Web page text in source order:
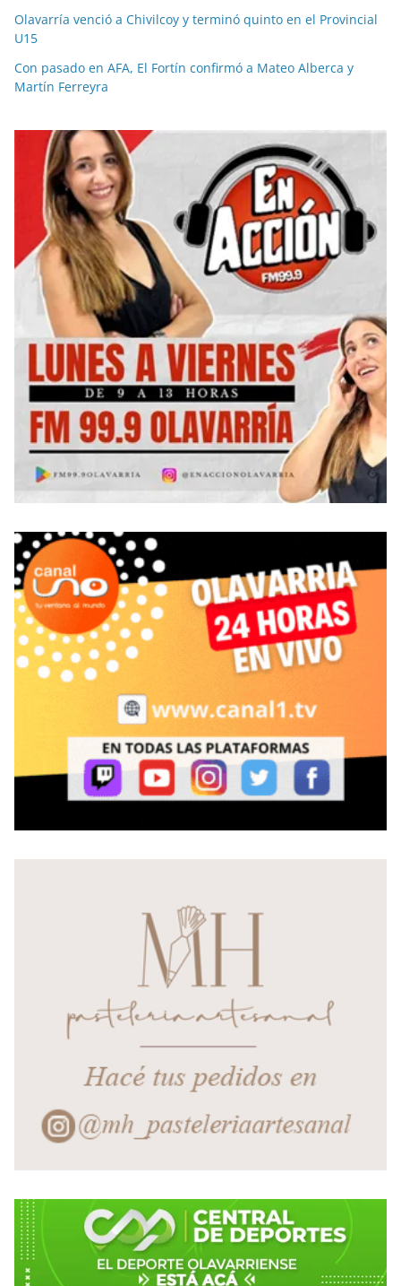
Olavarría venció a Chivilcoy y terminó quinto en el Provincial
U15
Con pasado en AFA, El Fortín confirmó a Mateo Alberca y
Martín Ferreyra